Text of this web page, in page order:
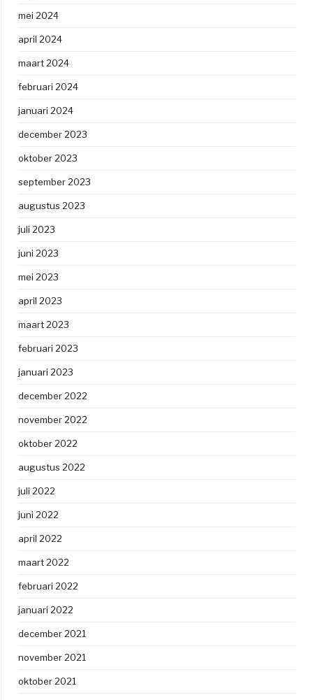
mei 2024
april 2024
maart 2024
februari 2024
januari 2024
december 2023
oktober 2023
september 2023
augustus 2023
juli 2023
juni 2023
mei 2023
april 2023
maart 2023
februari 2023
januari 2023
december 2022
november 2022
oktober 2022
augustus 2022
juli 2022
juni 2022
april 2022
maart 2022
februari 2022
januari 2022
december 2021
november 2021
oktober 2021